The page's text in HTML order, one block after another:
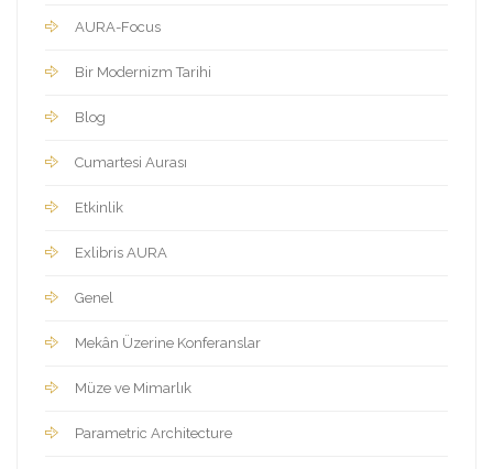
AURA-Focus
Bir Modernizm Tarihi
Blog
Cumartesi Aurası
Etkinlik
Exlibris AURA
Genel
Mekân Üzerine Konferanslar
Müze ve Mimarlık
Parametric Architecture